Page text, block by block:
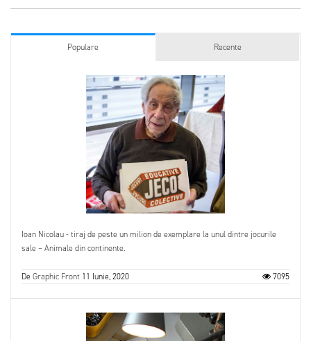
Populare Recente
Ioan Nicolau - tiraj de peste un milion de exemplare la unul dintre jocurile
sale – Animale din continente.
DeGraphic Front 11 Iunie, 2020 7095